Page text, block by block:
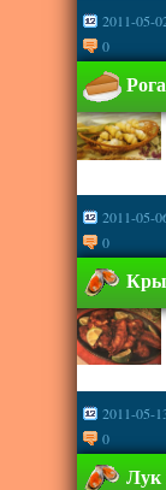
2011-05-
0
2011-05-
0
2011-05-
0
Лук